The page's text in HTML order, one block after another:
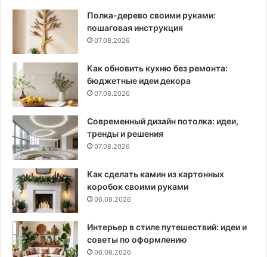
Полка-дерево своими руками:
пошаговая инструкция
07.08.2026
Как обновить кухню без ремонта:
бюджетные идеи декора
07.08.2026
Современный дизайн потолка: идеи,
тренды и решения
07.08.2026
Как сделать камин из картонных
коробок своими руками
06.08.2026
Интерьер в стиле путешествий: идеи и
советы по оформлению
06.08.2026